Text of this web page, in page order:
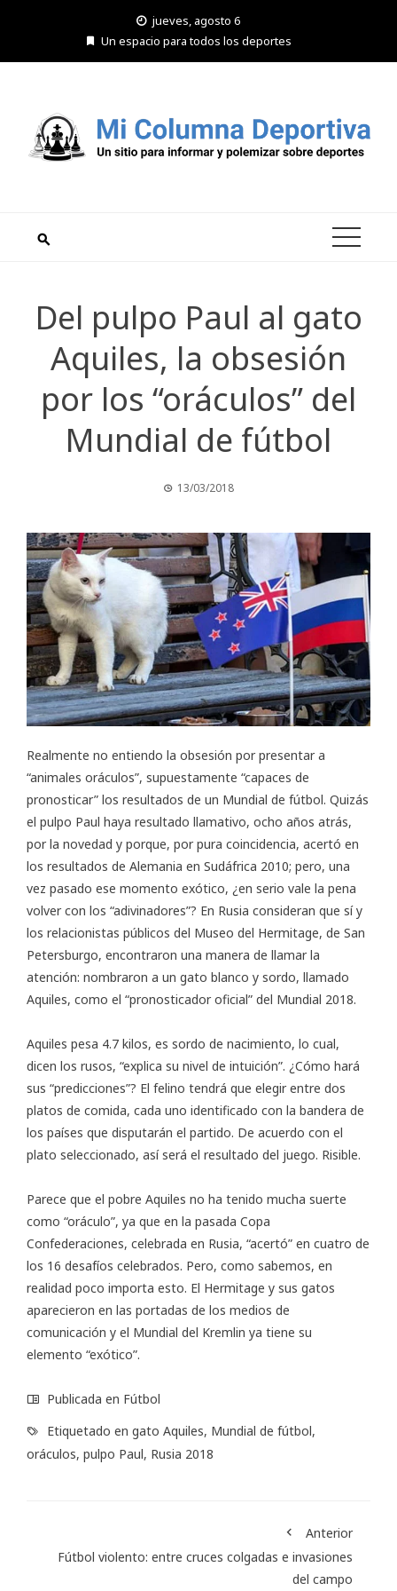
jueves, agosto 6
Un espacio para todos los deportes
Del pulpo Paul al gato
Aquiles, la obsesión
por los “oráculos” del
Mundial de fútbol
13/03/2018
Realmente no entiendo la obsesión por presentar a
“animales oráculos”, supuestamente “capaces de
pronosticar” los resultados de un Mundial de fútbol. Quizás
el pulpo Paul haya resultado llamativo, ocho años atrás,
por la novedad y porque, por pura coincidencia, acertó en
los resultados de Alemania en Sudáfrica 2010; pero, una
vez pasado ese momento exótico, ¿en serio vale la pena
volver con los “adivinadores”? En Rusia consideran que sí y
los relacionistas públicos del Museo del Hermitage, de San
Petersburgo, encontraron una manera de llamar la
atención: nombraron a un gato blanco y sordo, llamado
Aquiles, como el “pronosticador oficial” del Mundial 2018.
Aquiles pesa 4.7 kilos, es sordo de nacimiento, lo cual,
dicen los rusos, “explica su nivel de intuición”. ¿Cómo hará
sus “predicciones”? El felino tendrá que elegir entre dos
platos de comida, cada uno identificado con la bandera de
los países que disputarán el partido. De acuerdo con el
plato seleccionado, así será el resultado del juego. Risible.
Parece que el pobre Aquiles no ha tenido mucha suerte
como “oráculo”, ya que en la pasada Copa
Confederaciones, celebrada en Rusia, “acertó” en cuatro de
los 16 desafíos celebrados. Pero, como sabemos, en
realidad poco importa esto. El Hermitage y sus gatos
aparecieron en las portadas de los medios de
comunicación y el Mundial del Kremlin ya tiene su
elemento “exótico”.
Publicada en Fútbol
Etiquetado en gato Aquiles, Mundial de fútbol,
oráculos, pulpo Paul, Rusia 2018
Anterior
Fútbol violento: entre cruces colgadas e invasiones
del campo